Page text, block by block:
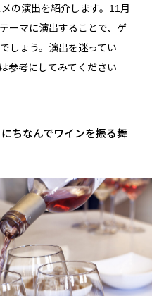
の演出を紹介します。11月
ーマに演出することで、ゲ
しょう。演出を迷ってい
参考にしてみてください
ちなんでワインを振る舞